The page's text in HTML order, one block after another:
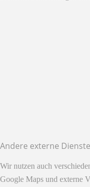
Andere externe Dienste
Wir nutzen auch
Google Maps und externe